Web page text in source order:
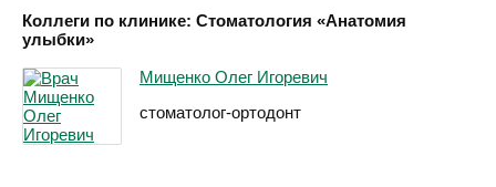
Коллеги по клинике: Стоматология «Анатомия
улыбки»
Мищенко Олег Игоревич
стоматолог-ортодонт